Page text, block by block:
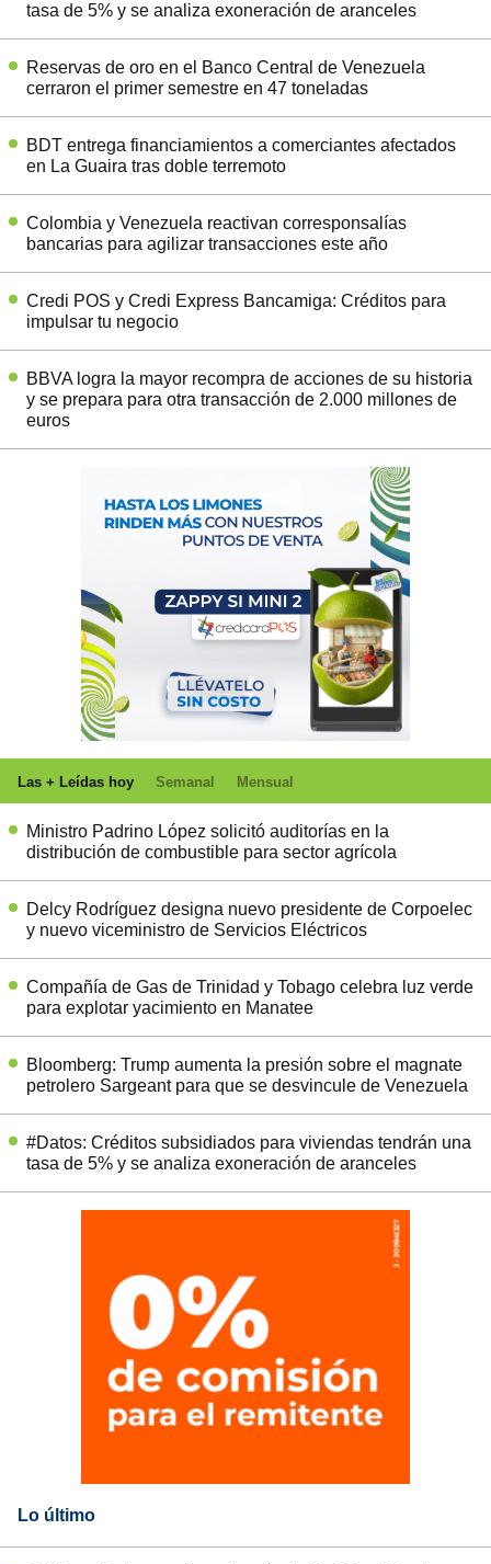
tasa de 5% y se analiza exoneración de aranceles
Reservas de oro en el Banco Central de Venezuela
cerraron el primer semestre en 47 toneladas
BDT entrega financiamientos a comerciantes afectados
en La Guaira tras doble terremoto
Colombia y Venezuela reactivan corresponsalías
bancarias para agilizar transacciones este año
Credi POS y Credi Express Bancamiga: Créditos para
impulsar tu negocio
BBVA logra la mayor recompra de acciones de su historia
y se prepara para otra transacción de 2.000 millones de
euros
Las + Leídas hoy Semanal Mensual
Ministro Padrino López solicitó auditorías en la
distribución de combustible para sector agrícola
Delcy Rodríguez designa nuevo presidente de Corpoelec
y nuevo viceministro de Servicios Eléctricos
Compañía de Gas de Trinidad y Tobago celebra luz verde
para explotar yacimiento en Manatee
Bloomberg: Trump aumenta la presión sobre el magnate
petrolero Sargeant para que se desvincule de Venezuela
#Datos: Créditos subsidiados para viviendas tendrán una
tasa de 5% y se analiza exoneración de aranceles
Lo último